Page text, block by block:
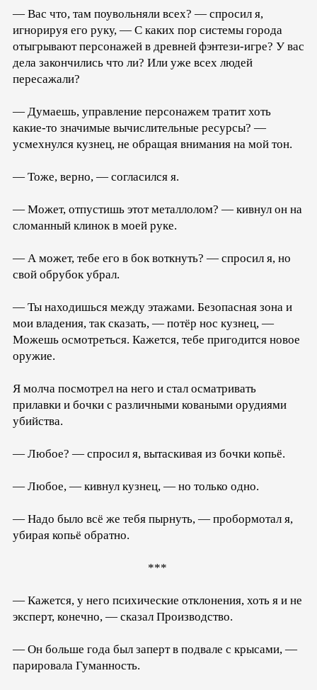
— Вас что, там поувольняли всех? — спросил я,
игнорируя его руку, — С каких пор системы города
отыгрывают персонажей в древней фэнтези-игре? У вас
дела закончились что ли? Или уже всех людей
пересажали?
— Думаешь, управление персонажем тратит хоть
какие-то значимые вычислительные ресурсы? —
усмехнулся кузнец, не обращая внимания на мой тон.
— Тоже, верно, — согласился я.
— Может, отпустишь этот металлолом? — кивнул он на
сломанный клинок в моей руке.
— А может, тебе его в бок воткнуть? — спросил я, но
свой обрубок убрал.
— Ты находишься между этажами. Безопасная зона и
мои владения, так сказать, — потёр нос кузнец, —
Можешь осмотреться. Кажется, тебе пригодится новое
оружие.
Я молча посмотрел на него и стал осматривать
прилавки и бочки с различными коваными орудиями
убийства.
— Любое? — спросил я, вытаскивая из бочки копьё.
— Любое, — кивнул кузнец, — но только одно.
— Надо было всё же тебя пырнуть, — пробормотал я,
убирая копьё обратно.
***
— Кажется, у него психические отклонения, хоть я и не
эксперт, конечно, — сказал Производство.
— Он больше года был заперт в подвале с крысами, —
парировала Гуманность.